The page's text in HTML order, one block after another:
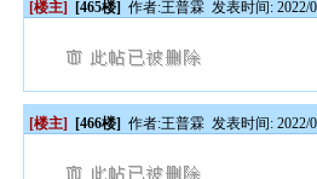
[楼主] [465楼] 作者:王普霖 发表时间: 2022/
[楼主] [466楼] 作者:王普霖 发表时间: 2022/